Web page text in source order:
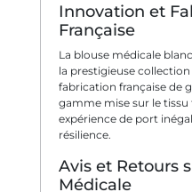
Innovation et
Française
La blouse médicale
la prestigieuse
fabrication française de
gamme mise sur le
expérience de port
résilience.
Avis et Retours
Médicale